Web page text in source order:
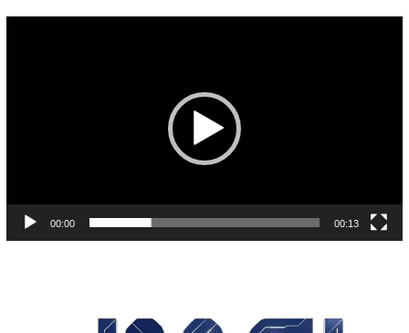
00:00 00:13